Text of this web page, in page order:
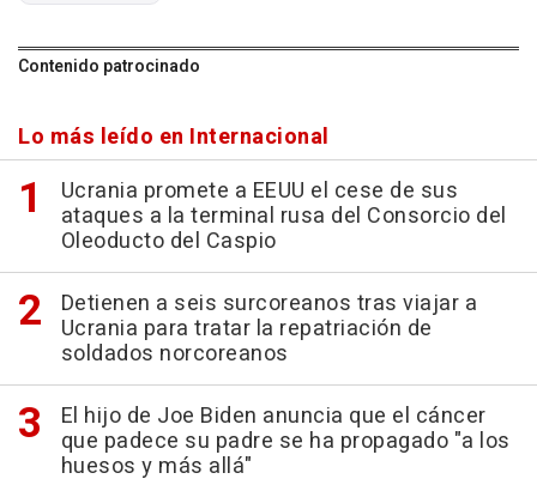
Contenido patrocinado
Lo más leído en Internacional
Ucrania promete a EEUU el cese de sus
ataques a la terminal rusa del Consorcio del
Oleoducto del Caspio
Detienen a seis surcoreanos tras viajar a
Ucrania para tratar la repatriación de
soldados norcoreanos
El hijo de Joe Biden anuncia que el cáncer
que padece su padre se ha propagado "a los
huesos y más allá"